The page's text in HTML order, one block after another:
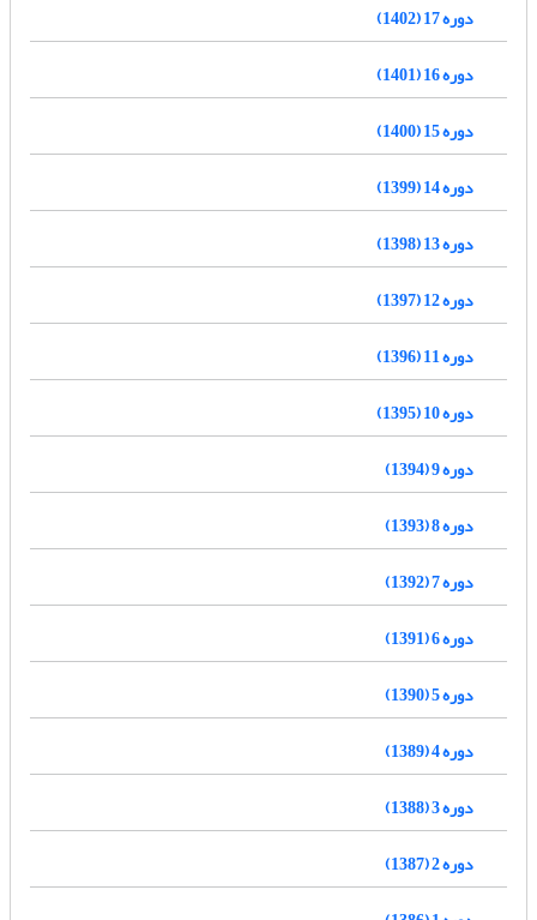
دوره 17 (1402)
دوره 16 (1401)
دوره 15 (1400)
دوره 14 (1399)
دوره 13 (1398)
دوره 12 (1397)
دوره 11 (1396)
دوره 10 (1395)
دوره 9 (1394)
دوره 8 (1393)
دوره 7 (1392)
دوره 6 (1391)
دوره 5 (1390)
دوره 4 (1389)
دوره 3 (1388)
دوره 2 (1387)